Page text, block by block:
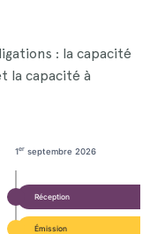
: la capacité
la capacité à
1er septembre 2026
Réception
Émission